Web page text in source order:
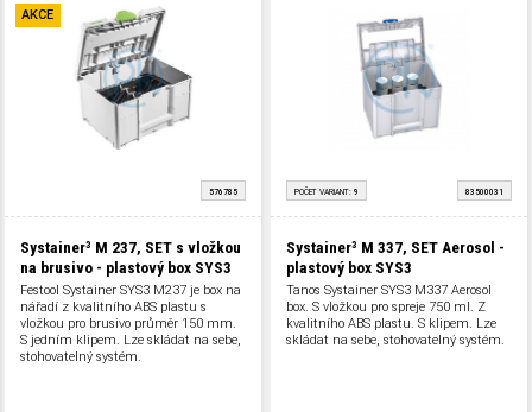
AKCE
576785
Systainer³ M 237, SET s vložkou
na brusivo - plastový box SYS3
Festool Systainer SYS3 M237 je box na
nářadí z kvalitního ABS plastu s
vložkou pro brusivo průměr 150 mm.
S jedním klipem. Lze skládat na sebe,
stohovatelný systém.
POČET VARIANT: 9 83500031
Systainer³ M 337, SET Aerosol -
plastový box SYS3
Tanos Systainer SYS3 M337 Aerosol
box. S vložkou pro spreje 750 ml. Z
kvalitního ABS plastu. S klipem. Lze
skládat na sebe, stohovatelný systém.